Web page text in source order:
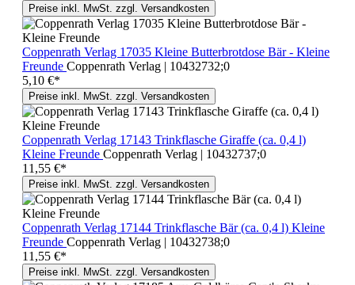
Preise inkl. MwSt. zzgl. Versandkosten
Coppenrath Verlag 17035 Kleine Butterbrotdose Bär - Kleine
Freunde Coppenrath Verlag | 10432732;0
5,10 €*
Preise inkl. MwSt. zzgl. Versandkosten
Coppenrath Verlag 17143 Trinkflasche Giraffe (ca. 0,4 l)
Kleine Freunde Coppenrath Verlag | 10432737;0
11,55 €*
Preise inkl. MwSt. zzgl. Versandkosten
Coppenrath Verlag 17144 Trinkflasche Bär (ca. 0,4 l) Kleine
Freunde Coppenrath Verlag | 10432738;0
11,55 €*
Preise inkl. MwSt. zzgl. Versandkosten